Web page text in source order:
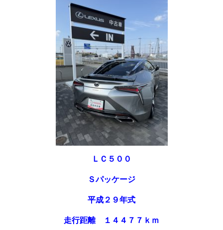
ＬＣ５００
Ｓパッケージ
平成２９年式
走行距離 １４４７７ｋｍ